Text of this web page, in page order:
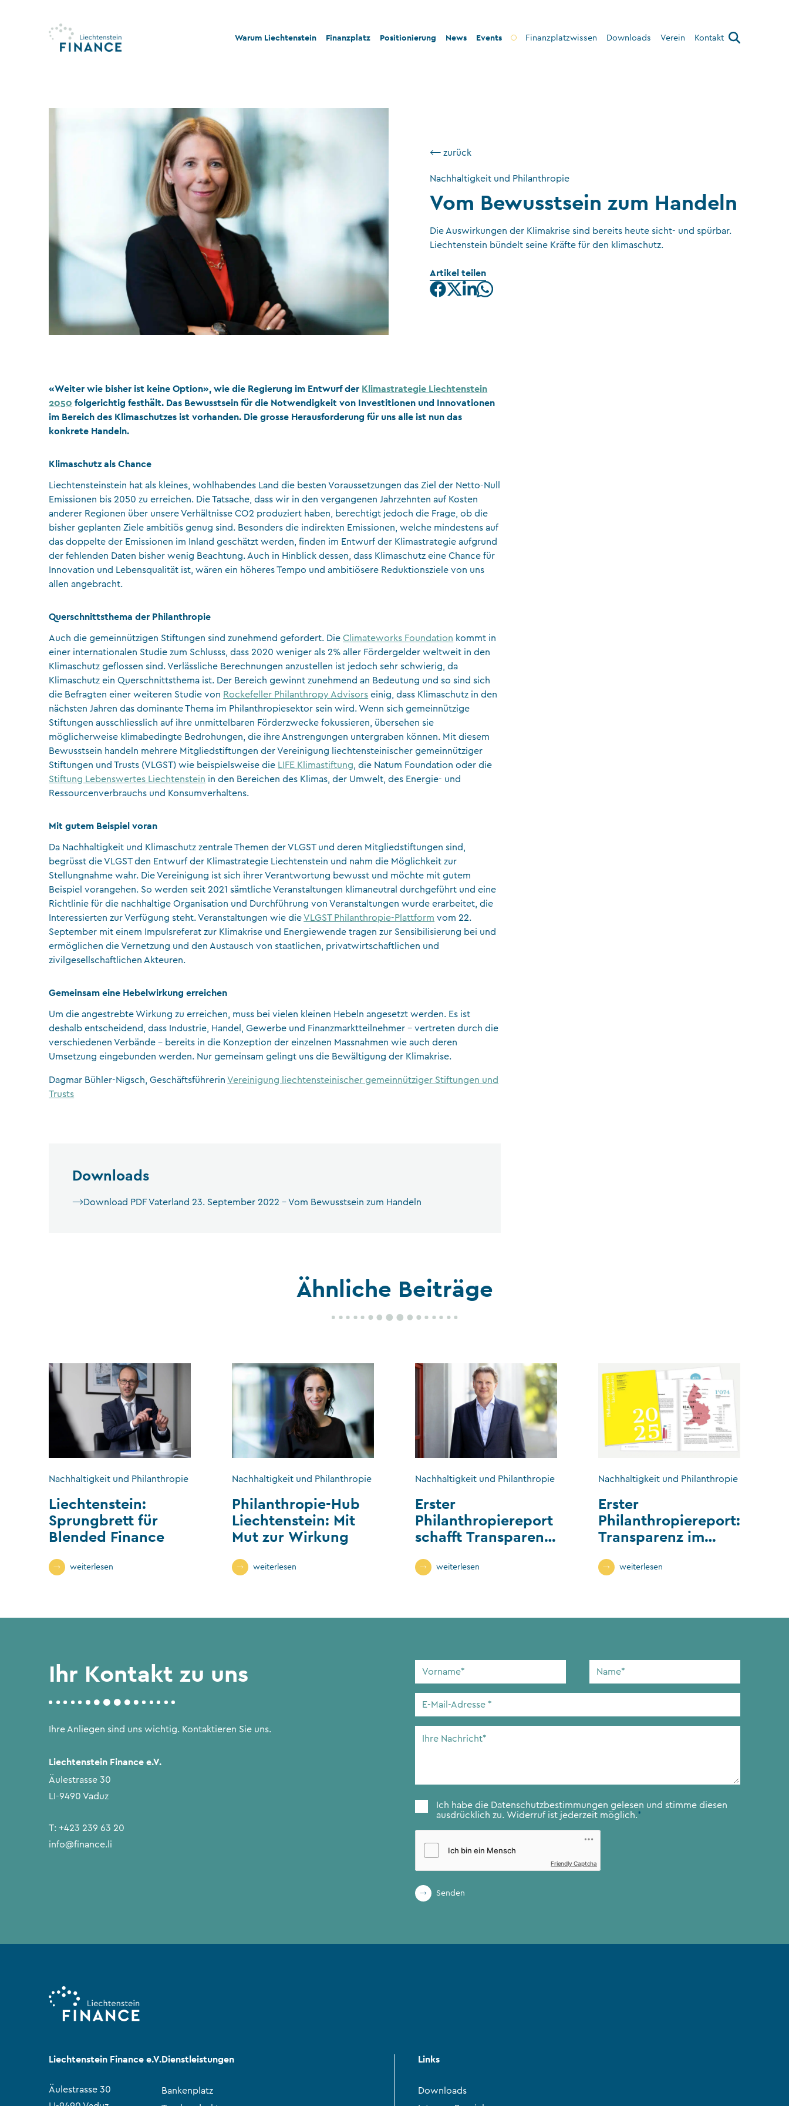
Warum Liechtenstein
Stabilität und Rechtssicherheit
Rechts- und Steuerkonformität
Nachhaltigkeit und Philanthropie
Stiftungswesen
Finanzplatz
Treuhandsektor
Gemeinnützige Stiftungen und Trusts
Wirtschaftsprüfung
VT-Dienstleistungen
Versicherungsvermittler
CFA Society Liechtenstein
Rechtsanwälte
Positionierung
Stabilität und Sicherheit
Nachhaltigkeit
News Events Finanzplatzwissen Downloads Verein Kontakt
⟵ zurück
Nachhaltigkeit und Philanthropie
Vom Bewusstsein zum Handeln
Die Auswirkungen der Klimakrise sind bereits heute sicht- und spürbar.
Liechtenstein bündelt seine Kräfte für den klimaschutz.
Artikel teilen
«Weiter wie bisher ist keine Option», wie die Regierung im Entwurf der Klimastrategie Liechtenstein
2050 folgerichtig festhält. Das Bewusstsein für die Notwendigkeit von Investitionen und Innovationen
im Bereich des Klimaschutzes ist vorhanden. Die grosse Herausforderung für uns alle ist nun das
konkrete Handeln.
Klimaschutz als Chance
Liechtensteinstein hat als kleines, wohlhabendes Land die besten Voraussetzungen das Ziel der Netto-Null
Emissionen bis 2050 zu erreichen. Die Tatsache, dass wir in den vergangenen Jahrzehnten auf Kosten
anderer Regionen über unsere Verhältnisse CO2 produziert haben, berechtigt jedoch die Frage, ob die
bisher geplanten Ziele ambitiös genug sind. Besonders die indirekten Emissionen, welche mindestens auf
das doppelte der Emissionen im Inland geschätzt werden, finden im Entwurf der Klimastrategie aufgrund
der fehlenden Daten bisher wenig Beachtung. Auch in Hinblick dessen, dass Klimaschutz eine Chance für
Innovation und Lebensqualität ist, wären ein höheres Tempo und ambitiösere Reduktionsziele von uns
allen angebracht.
Querschnittsthema der Philanthropie
Auch die gemeinnützigen Stiftungen sind zunehmend gefordert. DieClimateworks Foundation kommt in
einer internationalen Studie zum Schlusss, dass 2020 weniger als 2% aller Fördergelder weltweit in den
Klimaschutz geflossen sind. Verlässliche Berechnungen anzustellen ist jedoch sehr schwierig, da
Klimaschutz ein Querschnittsthema ist. Der Bereich gewinnt zunehmend an Bedeutung und so sind sich
die Befragten einer weiteren Studie von Rockefeller Philanthropy Advisors einig, dass Klimaschutz in den
nächsten Jahren das dominante Thema im Philanthropiesektor sein wird. Wenn sich gemeinnützige
Stiftungen ausschliesslich auf ihre unmittelbaren Förderzwecke fokussieren, übersehen sie
möglicherweise klimabedingte Bedrohungen, die ihre Anstrengungen untergraben können. Mit diesem
Bewusstsein handeln mehrere Mitgliedstiftungen der Vereinigung liechtensteinischer gemeinnütziger
Stiftungen und Trusts (VLGST) wie beispielsweise die LIFE Klimastiftung , die Natum Foundation oder die
Stiftung Lebenswertes Liechtenstein in den Bereichen des Klimas, der Umwelt, des Energie- und
Ressourcenverbrauchs und Konsumverhaltens.
Mit gutem Beispiel voran
Da Nachhaltigkeit und Klimaschutz zentrale Themen der VLGST und deren Mitgliedstiftungen sind,
begrüsst die VLGST den Entwurf der Klimastrategie Liechtenstein und nahm die Möglichkeit zur
Stellungnahme wahr. Die Vereinigung ist sich ihrer Verantwortung bewusst und möchte mit gutem
Beispiel vorangehen. So werden seit 2021 sämtliche Veranstaltungen klimaneutral durchgeführt und eine
Richtlinie für die nachhaltige Organisation und Durchführung von Veranstaltungen wurde erarbeitet, die
Interessierten zur Verfügung steht. Veranstaltungen wie dieVLGST Philanthropie-Plattform vom 22.
September mit einem Impulsreferat zur Klimakrise und Energiewende tragen zur Sensibilisierung bei und
ermöglichen die Vernetzung und den Austausch von staatlichen, privatwirtschaftlichen und
zivilgesellschaftlichen Akteuren.
Gemeinsam eine Hebelwirkung erreichen
Um die angestrebte Wirkung zu erreichen, muss bei vielen kleinen Hebeln angesetzt werden. Es ist
deshalb entscheidend, dass Industrie, Handel, Gewerbe und Finanzmarktteilnehmer – vertreten durch die
verschiedenen Verbände – bereits in die Konzeption der einzelnen Massnahmen wie auch deren
Umsetzung eingebunden werden. Nur gemeinsam gelingt uns die Bewältigung der Klimakrise.
Dagmar Bühler-Nigsch, GeschäftsführerinVereinigung liechtensteinischer gemeinnütziger Stiftungen und
Trusts
Downloads
Download PDF Vaterland 23. September 2022 – Vom Bewusstsein zum Handeln
Ähnliche Beiträge
Nachhaltigkeit und Philanthropie
Liechtenstein:
Sprungbrett für
Blended Finance
weiterlesen
Nachhaltigkeit und Philanthropie
Philanthropie-Hub
Liechtenstein: Mit
Mut zur Wirkung
weiterlesen
Nachhaltigkeit und Philanthropie
Erster
Philanthropiereport
schafft Transparenz
weiterlesen
Nachhaltigkeit und Philanthropie
Erster
Philanthropiereport:
Transparenz im
Vereinswesen
weiterlesen
Ihr Kontakt zu uns
Ihre Anliegen sind uns wichtig. Kontaktieren Sie uns.
Liechtenstein Finance e.V.
Äulestrasse 30
LI-9490 Vaduz
T: +423 239 63 20
info@finance.li
Vorname Name
E-
Adresse*
Zustimmung*
Ich habe die Datenschutzbestimmungen gelesen und stimme diesen
ausdrücklich zu. Widerruf ist jederzeit möglich.*
Friendly Captcha
Senden
Liechtenstein Finance e.V.
Äulestrasse 30
Dienstleistungen
Bankenplatz
Links
Downloads